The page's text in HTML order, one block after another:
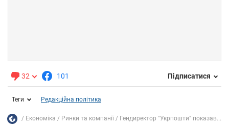
32 101 Підписатися
Теги Редакційна політика
Економіка Ринки та компанії Гендиректор "Укрпошти" показав...